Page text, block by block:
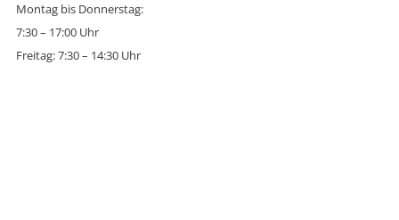
Montag bis Donnerstag:
7:30 – 17:00 Uhr
Freitag: 7:30 – 14:30 Uhr